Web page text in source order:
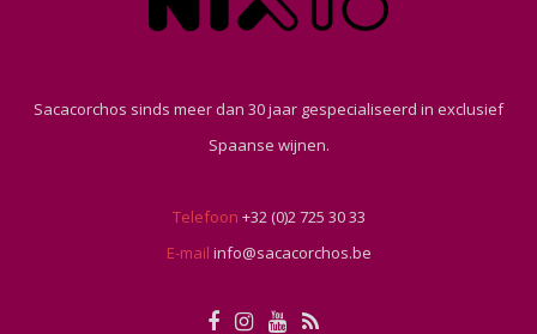
Sacacorchos sinds meer dan 30 jaar gespecialiseerd in exclusief
Spaanse wijnen.
Telefoon +32 (0)2 725 30 33
E-mail info@sacacorchos.be